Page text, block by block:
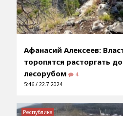
Афанасий Алексеев:
торопятся расторгать
лесорубом
4
5:46 / 22.7.2024
Республика